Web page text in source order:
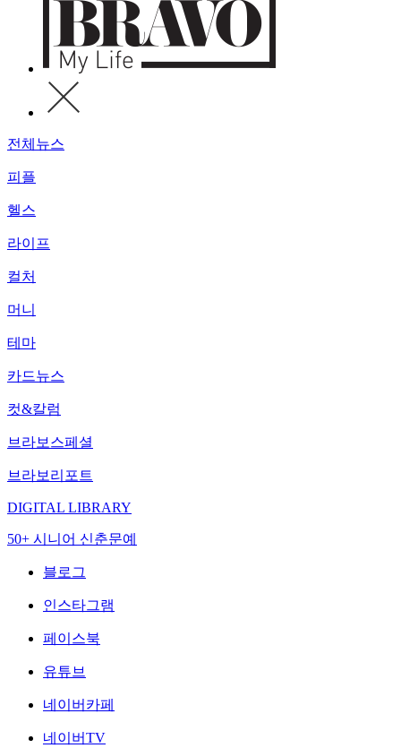
전체뉴스
피플
헬스
라이프
컬처
머니
테마
카드뉴스
컷&칼럼
브라보스페셜
브라보리포트
DIGITAL LIBRARY
50+ 시니어 신춘문예
블로그
인스타그램
페이스북
유튜브
네이버카페
네이버TV